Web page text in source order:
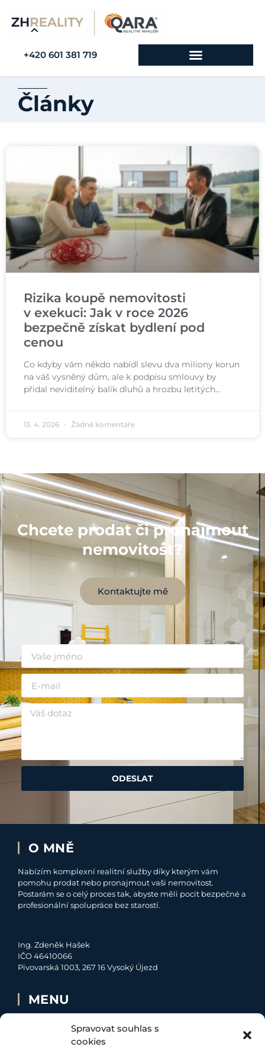
Spravovat souhlas s
cookies
+420 601 381 719
Články
Rizika koupě nemovitosti
v exekuci: Jak v roce 2026
bezpečně získat bydlení pod
cenou
Co kdyby vám někdo nabídl slevu dva miliony korun
na váš vysněný dům, ale k podpisu smlouvy by
přidal neviditelný balík dluhů a hrozbu letitých…
13. 4. 2026 Žádné komentáře
Chcete prodat či pronajmout
nemovitost?
Kontaktujte mě
ODESLAT
O MNĚ
Nabízím komplexní realitní služby díky kterým vám
pomohu prodat nebo pronajmout vaši nemovitost.
Postarám se o celý proces tak, abyste měli pocit bezpečné a
profesionální spolupráce bez starostí.
Ing. Zdeněk Hašek
IČO 46410066
Pivovarská 1003, 267 16 Vysoký Újezd
MENU